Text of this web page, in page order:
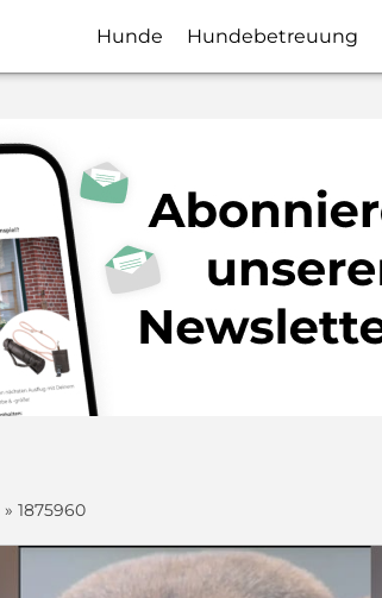
Hunde Hundebetreuung
» 1875960